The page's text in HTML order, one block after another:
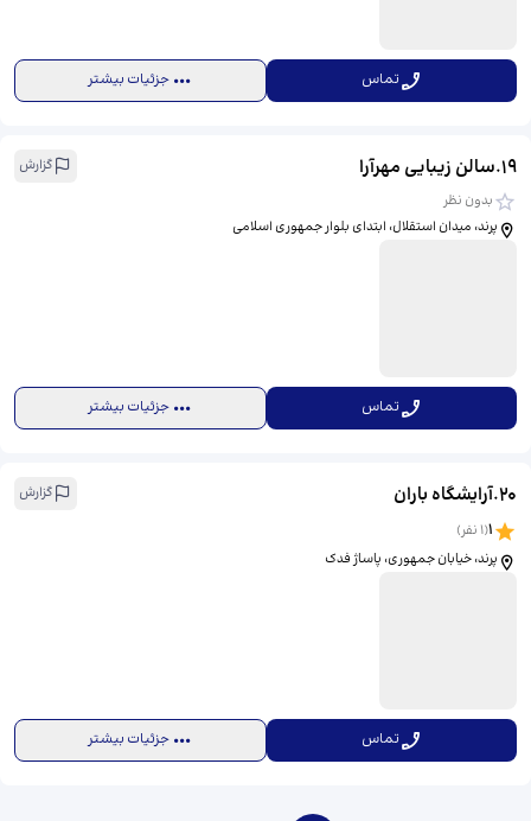
تماس جزئیات بیشتر
19
.سالن زیبایی مهرآرا
گزارش
بدون نظر
پرند، میدان استقلال، ابتدای بلوار جمهوری اسلامی
تماس جزئیات بیشتر
20
.آرایشگاه باران گزارش
1
(
1 نفر)
پرند، خیابان جمهوری، پاساژ فدک
تماس جزئیات بیشتر